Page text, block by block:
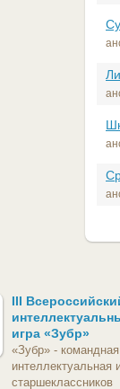
III
игра «Зубр»
«Зубр» - командная
интеллектуальная
старшеклассников